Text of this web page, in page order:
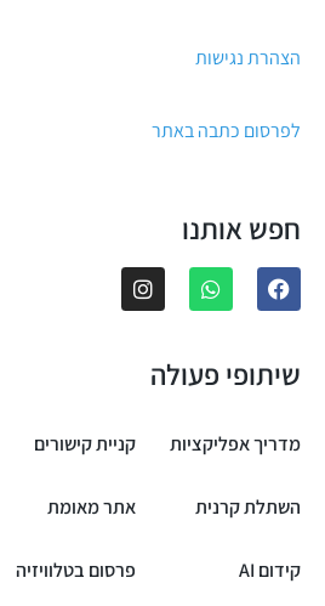
הצהרת נגישות
לפרסום כתבה באתר
חפש אותנו
שיתופי פעולה
מדריך אפליקציות קניית קישורים
השתלת קרנית אתר מאומת
קידום AI פרסום בטלוויזיה